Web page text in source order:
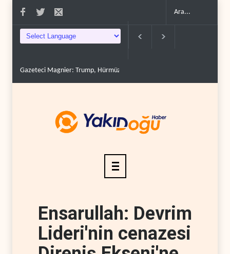
Gazeteci Magnier: Trump, Hürmüz Boğazı denetimini doğru..
Ensarullah: Devrim
Lideri'nin cenazesi